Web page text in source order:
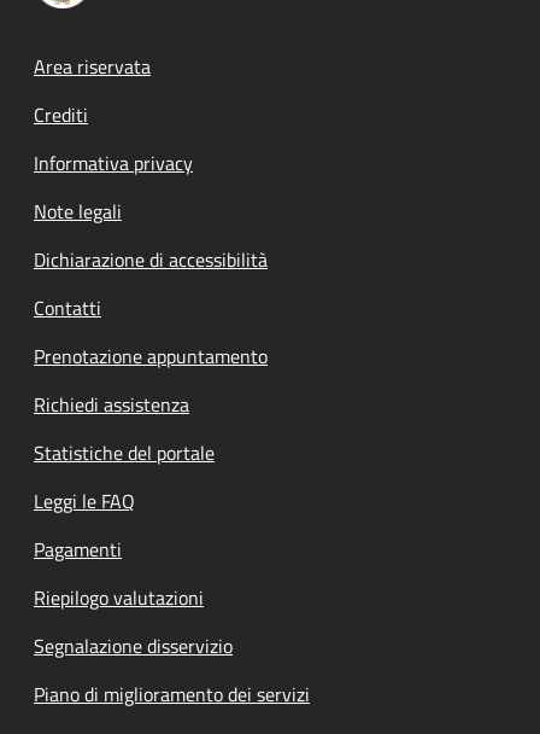
Footer menu
Area riservata
Crediti
Informativa privacy
Note legali
Dichiarazione di accessibilità
Contatti
Prenotazione appuntamento
Richiedi assistenza
Statistiche del portale
Leggi le FAQ
Pagamenti
Riepilogo valutazioni
Segnalazione disservizio
Piano di miglioramento dei servizi